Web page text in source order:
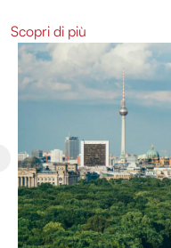
Scopri di più